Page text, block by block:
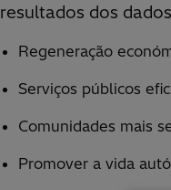
resultados dos
Regeneração
Serviços públicos
Comunidades mais
Promover a vida